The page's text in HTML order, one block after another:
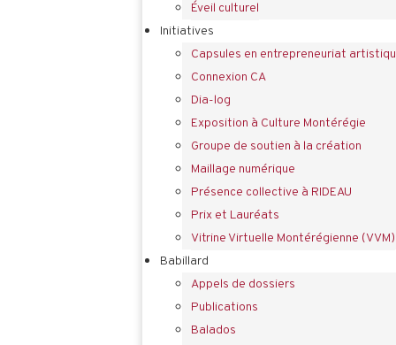
Éveil culturel
Initiatives
Capsules en entrepreneuriat
Connexion CA
Dia-log
Exposition à Culture Montérégie
Groupe de soutien à la création
Maillage numérique
Présence collective à RIDEAU
Prix et Lauréats
Vitrine Virtuelle Montérégienne (VVM)
Babillard
Appels de dossiers
Publications
Balados